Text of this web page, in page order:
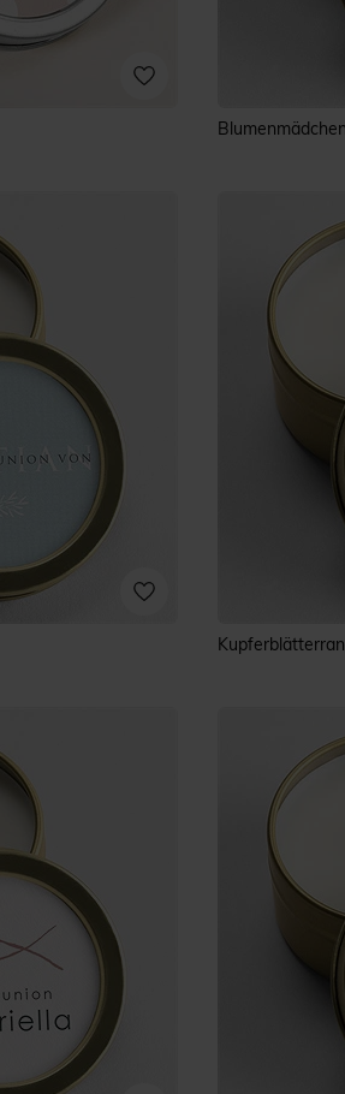
Blumenmädchen